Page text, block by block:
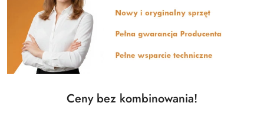
Ceny bez kombinowania!